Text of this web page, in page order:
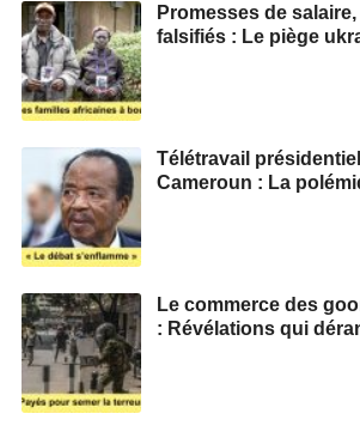
Promesses de
falsifiés : Le piège
Télétravail
Cameroun : La
Le commerce des
: Révélations qui